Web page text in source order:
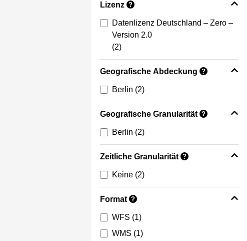
Lizenz ?
Datenlizenz Deutschland – Zero –
Version 2.0
(2)
Geografische Abdeckung ?
Berlin (2)
Geografische Granularität ?
Berlin (2)
Zeitliche Granularität ?
Keine (2)
Format ?
WFS (1)
WMS (1)